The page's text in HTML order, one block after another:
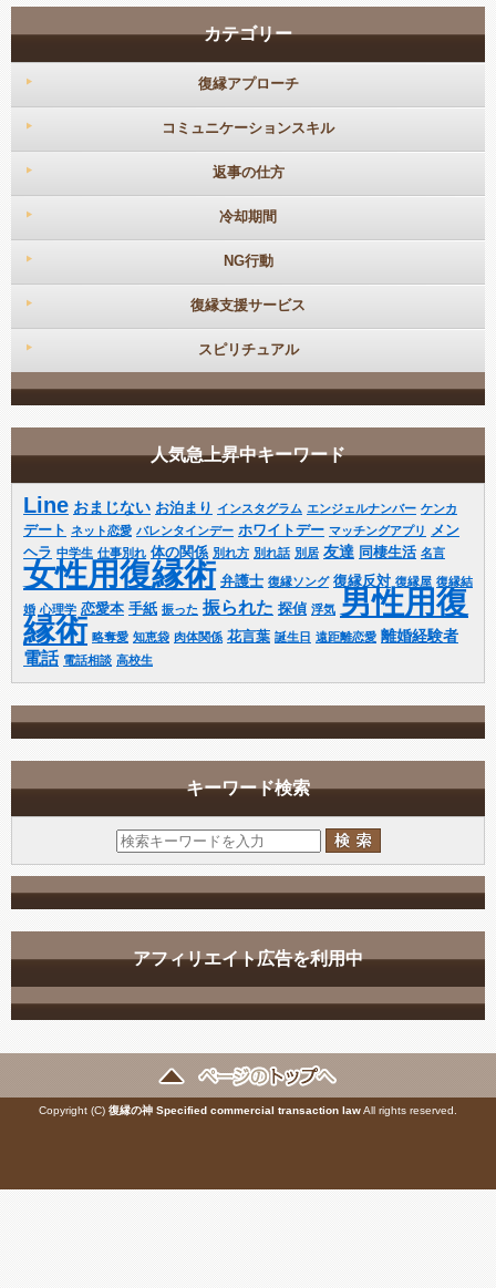
カテゴリー
復縁アプローチ
コミュニケーションスキル
返事の仕方
冷却期間
NG行動
復縁支援サービス
スピリチュアル
人気急上昇中キーワード
Line おまじない お泊まり インスタグラム エンジェルナンバー ケンカ
デート ネット恋愛 バレンタインデー ホワイトデー マッチングアプリ メン
ヘラ 中学生 仕事別れ 体の関係 別れ方 別れ話 別居 友達 同棲生活 名言
女性用復縁術 弁護士 復縁ソング 復縁反対 復縁屋 復縁結
婚 心理学 恋愛本 手紙 振った 振られた 探偵 浮気 男性用復
縁術 略奪愛 知恵袋 肉体関係 花言葉 誕生日 遠距離恋愛 離婚経験者
電話 電話相談 高校生
キーワード検索
アフィリエイト広告を利用中
Copyright (C) 復縁の神 Specified commercial transaction lawAll rights reserved.